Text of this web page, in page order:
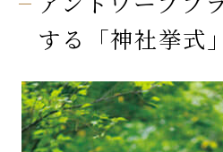
する「神社挙式」